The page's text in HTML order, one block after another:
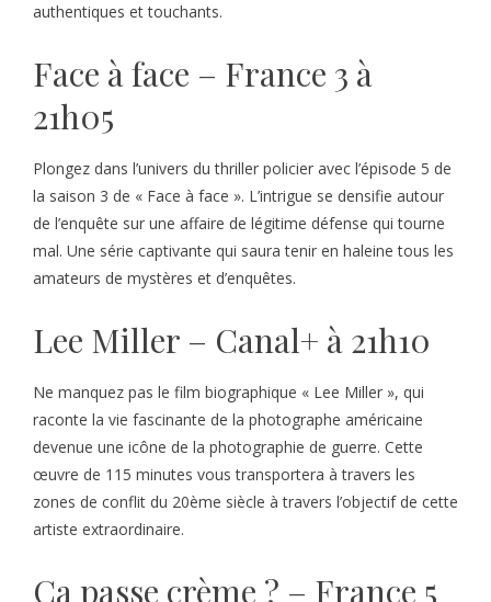
authentiques et touchants.
Face à face – France 3 à
21h05
Plongez dans l’univers du thriller policier avec l’épisode 5 de
la saison 3 de « Face à face ». L’intrigue se densifie autour
de l’enquête sur une affaire de légitime défense qui tourne
mal. Une série captivante qui saura tenir en haleine tous les
amateurs de mystères et d’enquêtes.
Lee Miller – Canal+ à 21h10
Ne manquez pas le film biographique « Lee Miller », qui
raconte la vie fascinante de la photographe américaine
devenue une icône de la photographie de guerre. Cette
œuvre de 115 minutes vous transportera à travers les
zones de conflit du 20ème siècle à travers l’objectif de cette
artiste extraordinaire.
Ça passe crème ? – France 5